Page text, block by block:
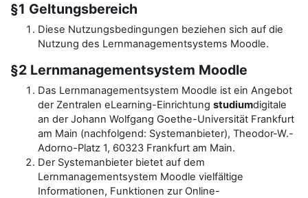
§1 Geltungsbereich
Diese Nutzungsbedingungen beziehen sich auf die
Nutzung des Lernmanagementsystems Moodle.
§2 Lernmanagementsystem Moodle
Das Lernmanagementsystem Moodle ist ein Angebot
der Zentralen eLearning-Einrichtung studiumdigitale
an der Johann Wolfgang Goethe-Universität Frankfurt
am Main (nachfolgend: Systemanbieter), Theodor-W.-
Adorno-Platz 1, 60323 Frankfurt am Main.
Der Systemanbieter bietet auf dem
Lernmanagementsystem Moodle vielfältige
Informationen, Funktionen zur Online-